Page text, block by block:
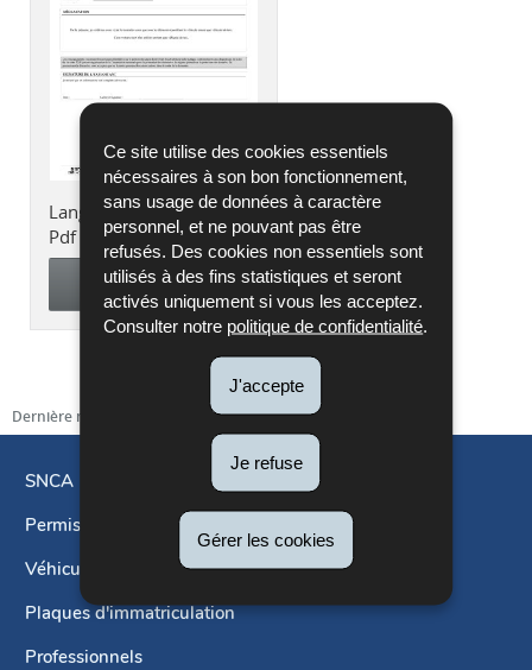
Ce site utilise des cookies essentiels
nécessaires à son bon fonctionnement,
sans usage de données à caractère
personnel, et ne pouvant pas être
refusés. Des cookies non essentiels sont
utilisés à des fins statistiques et seront
activés uniquement si vous les acceptez.
Consulter notre politique de confidentialité
J'accepte
Je refuse
Gérer les cookies
Langue :Français
Pdf - 873 Ko - 1 page(s)
TÉLÉCHARGER
Dernière mise à jour 14/10/2022
Menu
de
navigation
SNCA
Permis de conduire
Véhicules
Plaques d'immatriculation
Professionnels